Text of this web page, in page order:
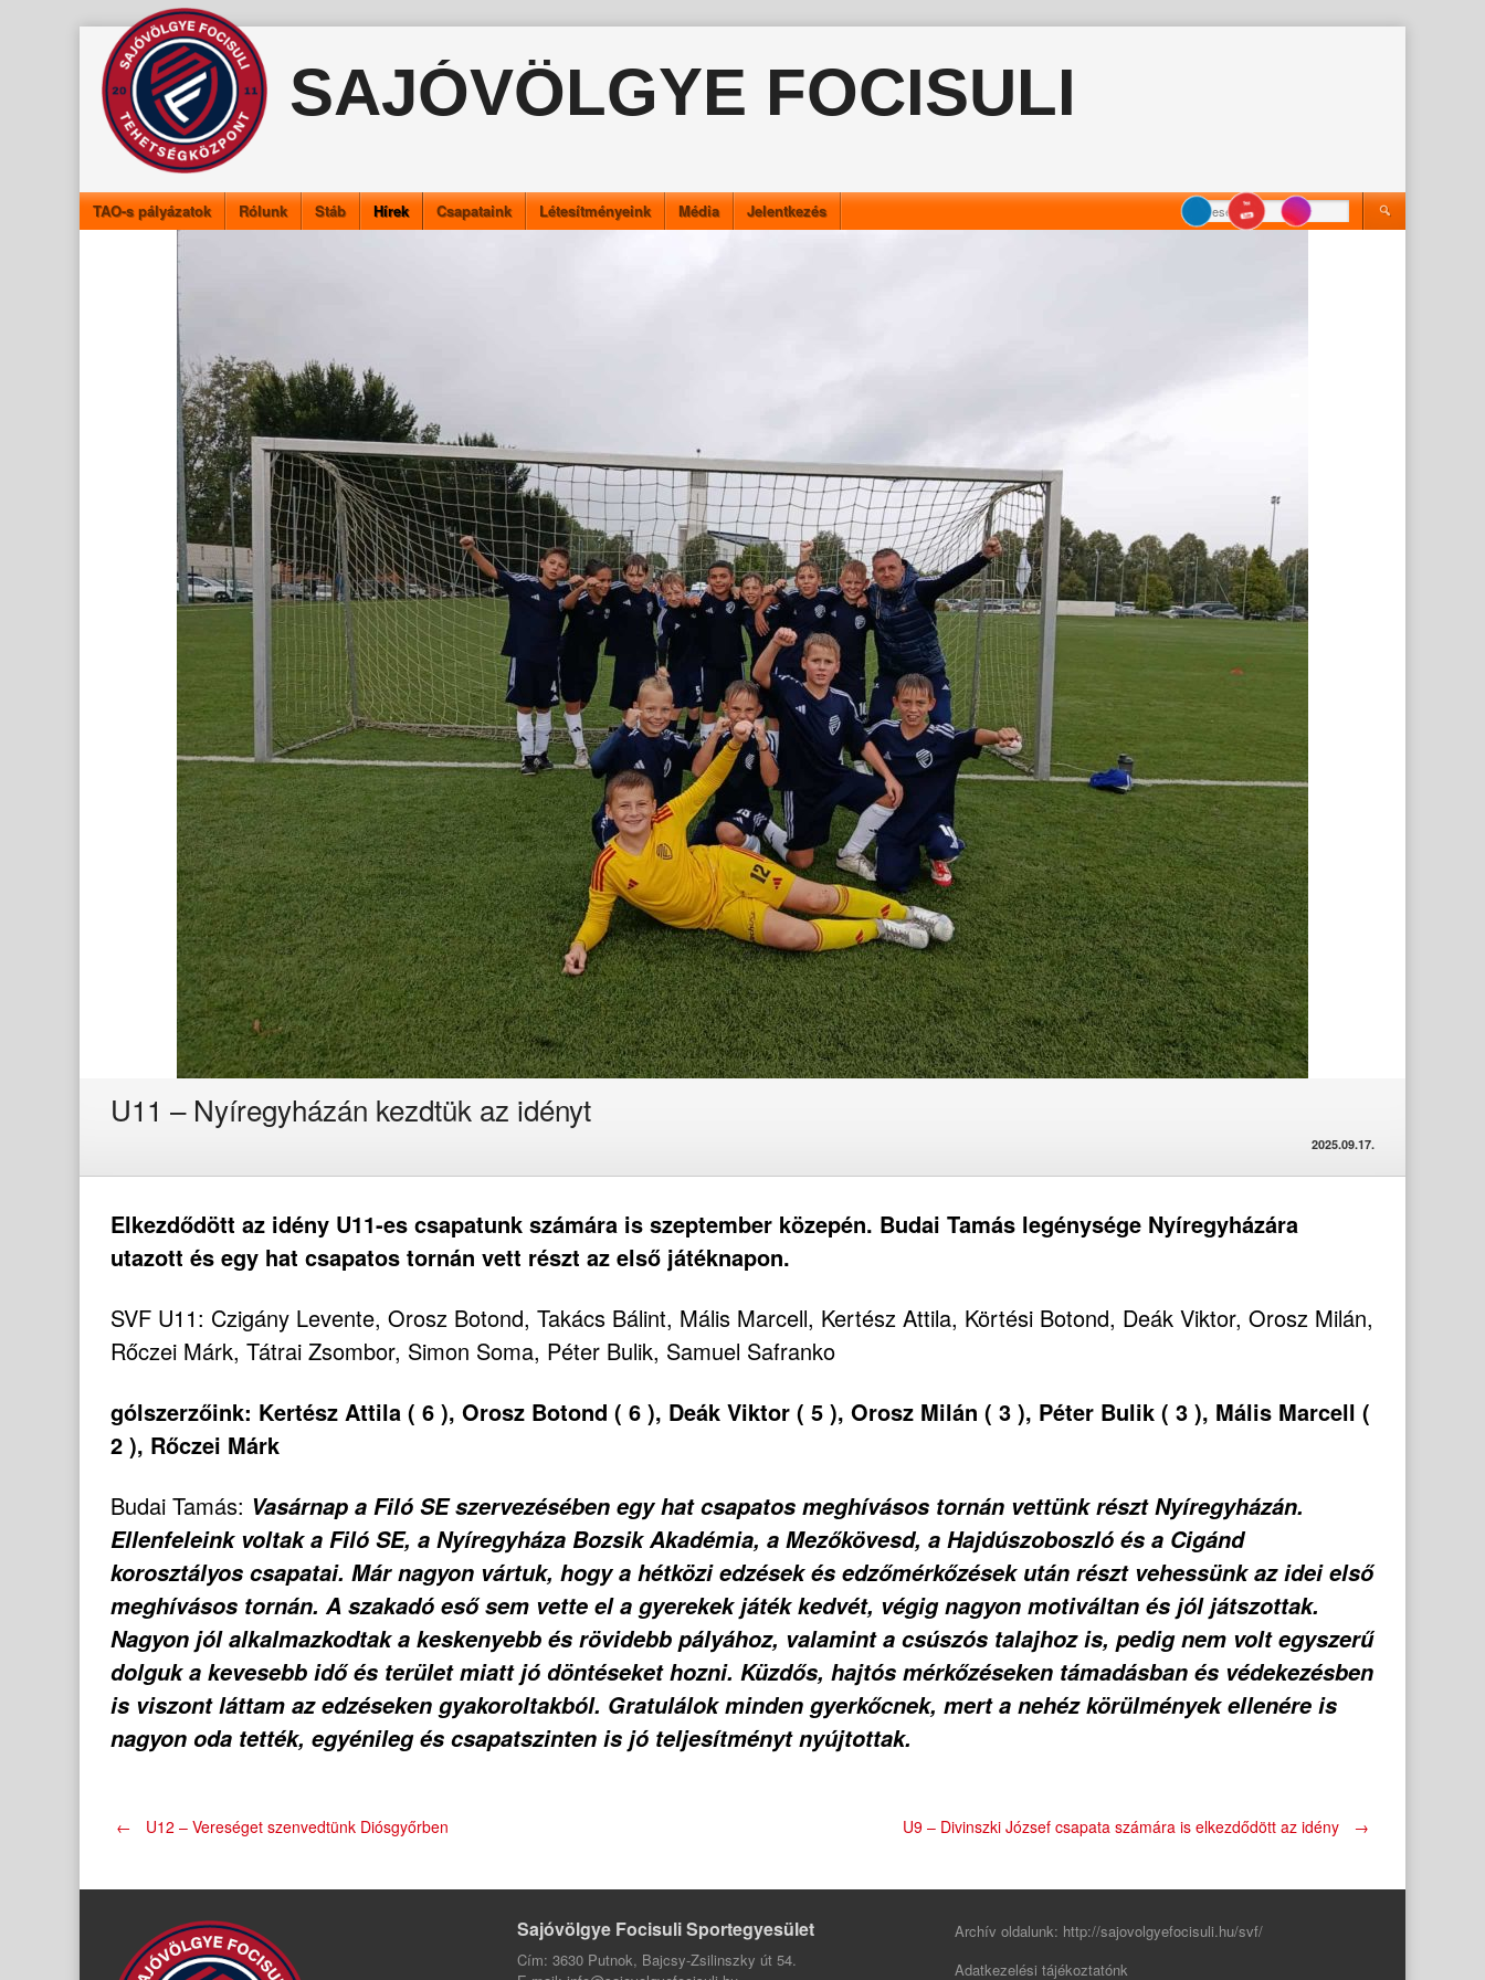
content
SAJÓVÖLGYE FOCISULI
TAO-s pályázatok Rólunk Stáb Hírek Csapataink Létesítményeink Média Jelentkezés Keresés:
U11 – Nyíregyházán kezdtük az idényt
2025.09.17.
Elkezdődött az idény U11-es csapatunk számára is szeptember közepén. Budai Tamás legénysége Nyíregyházára
utazott és egy hat csapatos tornán vett részt az első játéknapon.
SVF U11: Czigány Levente, Orosz Botond, Takács Bálint, Mális Marcell, Kertész Attila, Körtési Botond, Deák Viktor, Orosz Milán,
Rőczei Márk, Tátrai Zsombor, Simon Soma, Péter Bulik, Samuel Safranko
gólszerzőink: Kertész Attila ( 6 ), Orosz Botond ( 6 ), Deák Viktor ( 5 ), Orosz Milán ( 3 ), Péter Bulik ( 3 ), Mális Marcell (
2 ), Rőczei Márk
Budai Tamás: Vasárnap a Filó SE szervezésében egy hat csapatos meghívásos tornán vettünk részt Nyíregyházán.
Ellenfeleink voltak a Filó SE, a Nyíregyháza Bozsik Akadémia, a Mezőkövesd, a Hajdúszoboszló és a Cigánd
korosztályos csapatai. Már nagyon vártuk, hogy a hétközi edzések és edzőmérkőzések után részt vehessünk az idei első
meghívásos tornán. A szakadó eső sem vette el a gyerekek játék kedvét, végig nagyon motiváltan és jól játszottak.
Nagyon jól alkalmazkodtak a keskenyebb és rövidebb pályához, valamint a csúszós talajhoz is, pedig nem volt egyszerű
dolguk a kevesebb idő és terület miatt jó döntéseket hozni. Küzdős, hajtós mérkőzéseken támadásban és védekezésben
is viszont láttam az edzéseken gyakoroltakból. Gratulálok minden gyerkőcnek, mert a nehéz körülmények ellenére is
nagyon oda tették, egyénileg és csapatszinten is jó teljesítményt nyújtottak.
Post
navigation
← U12 – Vereséget szenvedtünk Diósgyőrben U9 – Divinszki József csapata számára is elkezdődött az idény →
Sajóvölgye Focisuli Sportegyesület
Cím: 3630 Putnok, Bajcsy-Zsilinszky út 54.
Archív oldalunk: http://sajovolgyefocisuli.hu/svf/
Adatkezelési tájékoztatónk